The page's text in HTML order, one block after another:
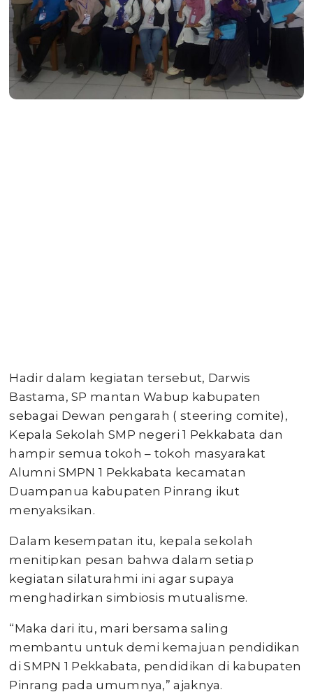
Hadir dalam kegiatan tersebut, Darwis
Bastama, SP mantan Wabup kabupaten
sebagai Dewan pengarah ( steering comite),
Kepala Sekolah SMP negeri 1 Pekkabata dan
hampir semua tokoh – tokoh masyarakat
Alumni SMPN 1 Pekkabata kecamatan
Duampanua kabupaten Pinrang ikut
menyaksikan.
Dalam kesempatan itu, kepala sekolah
menitipkan pesan bahwa dalam setiap
kegiatan silaturahmi ini agar supaya
menghadirkan simbiosis mutualisme.
“Maka dari itu, mari bersama saling
membantu untuk demi kemajuan pendidikan
di SMPN 1 Pekkabata, pendidikan di kabupaten
Pinrang pada umumnya,” ajaknya.